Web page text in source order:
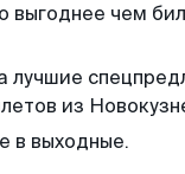
выгоднее чем
лучшие
из
в выходные.